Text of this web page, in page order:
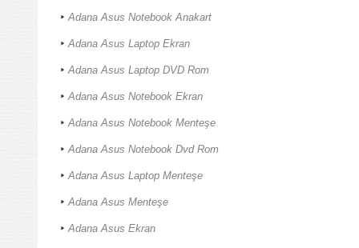
Adana Asus Notebook Anakart
Adana Asus Laptop Ekran
Adana Asus Laptop DVD Rom
Adana Asus Notebook Ekran
Adana Asus Notebook Menteşe
Adana Asus Notebook Dvd Rom
Adana Asus Laptop Menteşe
Adana Asus Menteşe
Adana Asus Ekran